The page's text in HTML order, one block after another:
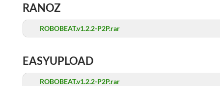
RANOZ
ROBOBEAT.v1.2.2-P2P.rar
EASYUPLOAD
ROBOBEAT.v1.2.2-P2P.rar